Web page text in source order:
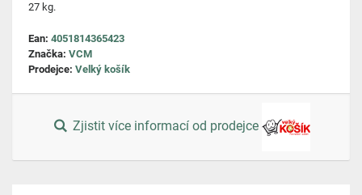
27 kg.
Ean: 4051814365423
Značka: VCM
Prodejce: Velký košík
Zjistit více informací od prodejce